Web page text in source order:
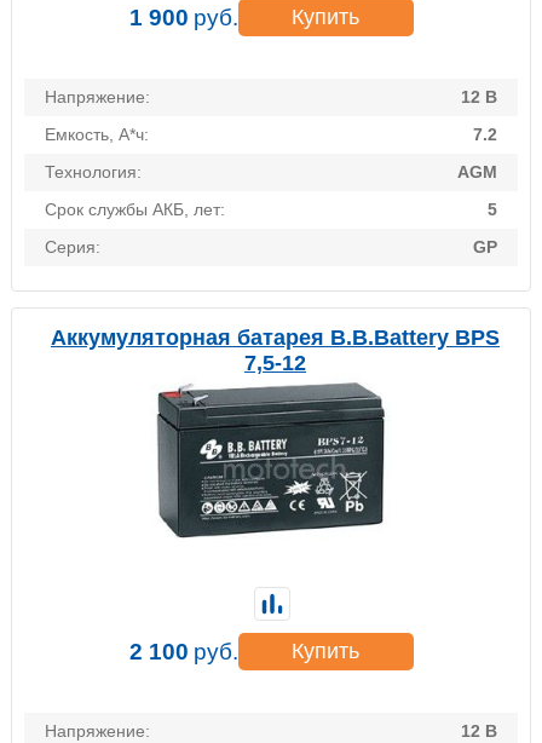
Напряжение:
12 В
Емкость, А*ч:
7.2
Технология:
AGM
Срок службы АКБ, лет:
5
Серия:
GP
1 900 руб. Купить
Аккумуляторная батарея B.B.Battery BPS
7,5-12
Напряжение:
12 В
2 100 руб. Купить